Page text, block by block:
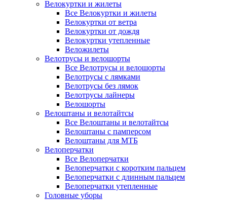
Велокуртки и жилеты
Все Велокуртки и жилеты
Велокуртки от ветра
Велокуртки от дождя
Велокуртки утепленные
Веложилеты
Велотрусы и велошорты
Все Велотрусы и велошорты
Велотрусы с лямками
Велотрусы без лямок
Велотрусы лайнеры
Велошорты
Велоштаны и велотайтсы
Все Велоштаны и велотайтсы
Велоштаны с памперсом
Велоштаны для МТБ
Велоперчатки
Все Велоперчатки
Велоперчатки с коротким пальцем
Велоперчатки с длинным пальцем
Велоперчатки утепленные
Головные уборы